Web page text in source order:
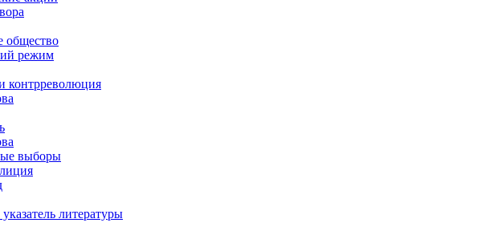
общество
режим
контрреволюция
выборы
литературы